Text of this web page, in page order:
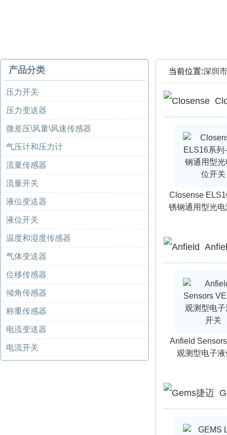
当前位置:深圳
Closense
锈钢通用型光
Anfield
观测型电子
产品分类
压力开关
压力变送器
微差压\风量\风速传感器
气压计和压力计
流量传感器
流量开关
液位变送器
液位开关
温度和湿度传感器
气体变送器
位移传感器
倾角传感器
称重传感器
电流变送器
电流开关